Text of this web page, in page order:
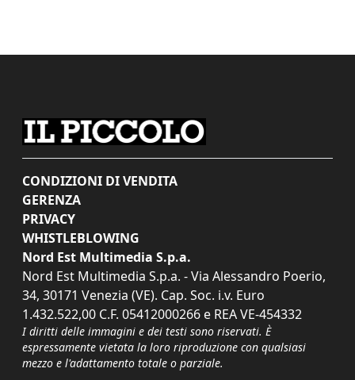
CONDIZIONI DI VENDITA
GERENZA
PRIVACY
WHISTLEBLOWING
Nord Est Multimedia S.p.a.
Nord Est Multimedia S.p.a. - Via Alessandro Poerio,
34, 30171 Venezia (VE). Cap. Soc. i.v. Euro
1.432.522,00 C.F. 05412000266 e REA VE-454332
I diritti delle immagini e dei testi sono riservati. È
espressamente vietata la loro riproduzione con qualsiasi
mezzo e l'adattamento totale o parziale.